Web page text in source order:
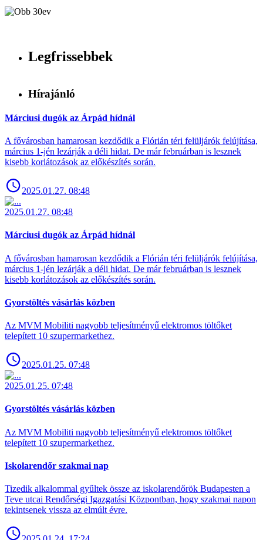
Legfrissebbek
Hírajánló
Márciusi dugók az Árpád hídnál
A fővárosban hamarosan kezdődik a Flórián téri felüljárók felújítása,
március 1-jén lezárják a déli hidat. De már februárban is lesznek
kisebb korlátozások az előkészítés során.
2025.01.27. 08:48
2025.01.27. 08:48
Márciusi dugók az Árpád hídnál
A fővárosban hamarosan kezdődik a Flórián téri felüljárók felújítása,
március 1-jén lezárják a déli hidat. De már februárban is lesznek
kisebb korlátozások az előkészítés során.
Gyorstöltés vásárlás közben
Az MVM Mobiliti nagyobb teljesítményű elektromos töltőket
telepített 10 szupermarkethez.
2025.01.25. 07:48
2025.01.25. 07:48
Gyorstöltés vásárlás közben
Az MVM Mobiliti nagyobb teljesítményű elektromos töltőket
telepített 10 szupermarkethez.
Iskolarendőr szakmai nap
Tizedik alkalommal gyűltek össze az iskolarendőrök Budapesten a
Teve utcai Rendőrségi Igazgatási Központban, hogy szakmai napon
tekintsenek vissza az elmúlt évre.